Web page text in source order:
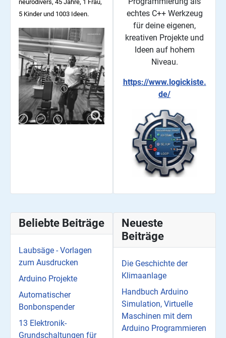
neurodivers, 45 Jahre, 1 Frau,
5 Kinder und 1003 Ideen.
echtes C++ Werkzeug
für deine eigenen,
kreativen Projekte und
Ideen auf hohem
Niveau.
https://www.logickiste.
de/
Beliebte Beiträge
Laubsäge - Vorlagen
zum Ausdrucken
Arduino Projekte
Automatischer
Bonbonspender
13 Elektronik-
Grundschaltungen für
Neueste
Beiträge
Die Geschichte der
Klimaanlage
Handbuch Arduino
Simulation, Virtuelle
Maschinen mit dem
Arduino Programmieren